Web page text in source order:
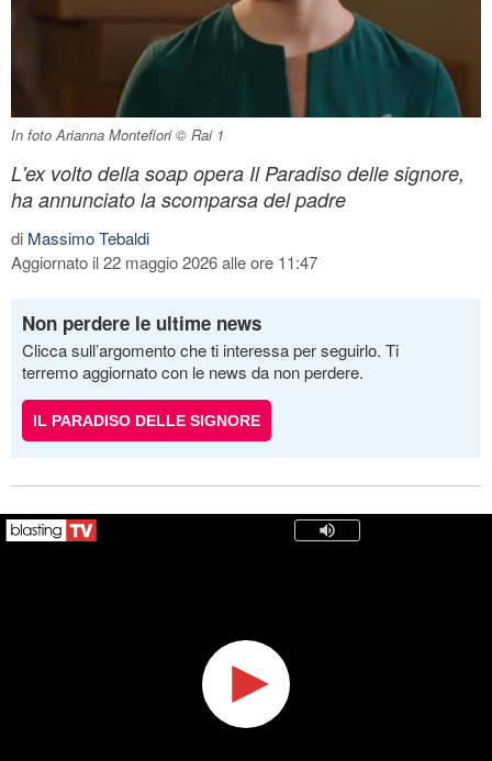
In foto Arianna Montefiori © Rai 1
L'ex volto della soap opera Il Paradiso delle signore,
ha annunciato la scomparsa del padre
di Massimo Tebaldi
Aggiornato il 22 maggio 2026 alle ore 11:47
Non perdere le ultime news
Clicca sull’argomento che ti interessa per seguirlo. Ti
terremo aggiornato con le news da non perdere.
IL PARADISO DELLE SIGNORE